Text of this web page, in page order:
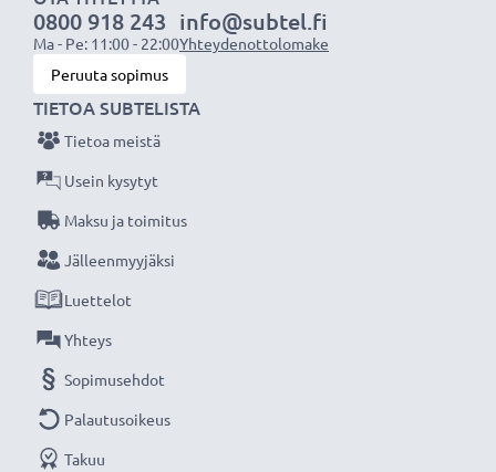
Älä missaa kuvauksellista hetkeä CELLONIC LCD-
laturin ansiosta, 3 vuoden takuu!
0800 918 243
Ma - Pe: 11:00 - 22:00
info@subtel.fi
Yhteydenottolomake
Peruuta sopimus
TIETOA SUBTELISTA
Tietoa meistä
Usein kysytyt
Maksu ja toimitus
Jälleenmyyjäksi
Luettelot
Yhteys
Sopimusehdot
Palautusoikeus
Takuu